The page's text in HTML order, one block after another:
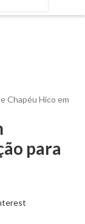
Chapéu Hico em
para